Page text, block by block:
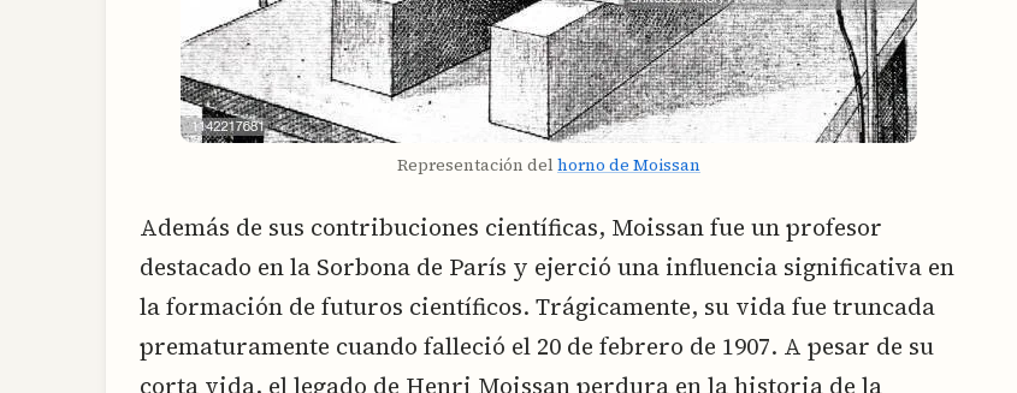
Representación del horno de Moissan
Además de sus contribuciones científicas, Moissan fue un profesor
destacado en la Sorbona de París y ejerció una influencia significativa en
la formación de futuros científicos. Trágicamente, su vida fue truncada
prematuramente cuando falleció el 20 de febrero de 1907. A pesar de su
corta vida, el legado de Henri Moissan perdura en la historia de la